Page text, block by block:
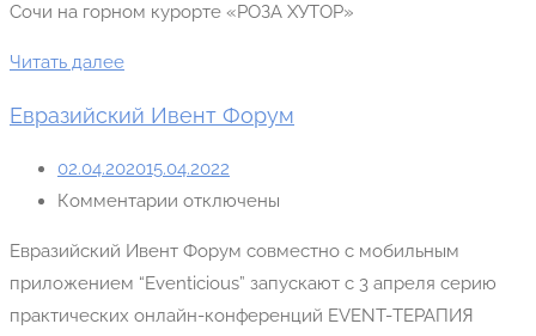
Сочи на горном курорте «РОЗА ХУТОР»
Читать далее
Евразийский Ивент Форум
02.04.202015.04.2022
Комментарии отключены
Евразийский Ивент Форум совместно с мобильным
приложением “Eventicious” запускают с 3 апреля серию
практических онлайн-конференций EVENT-ТЕРАПИЯ